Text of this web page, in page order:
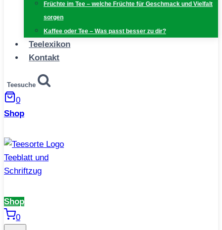
Früchte im Tee – welche Früchte für Geschmack und Vielfalt
sorgen
Kaffee oder Tee – Was passt besser zu dir?
Teelexikon
Kontakt
Teesuche
0
Shop
Shop
0